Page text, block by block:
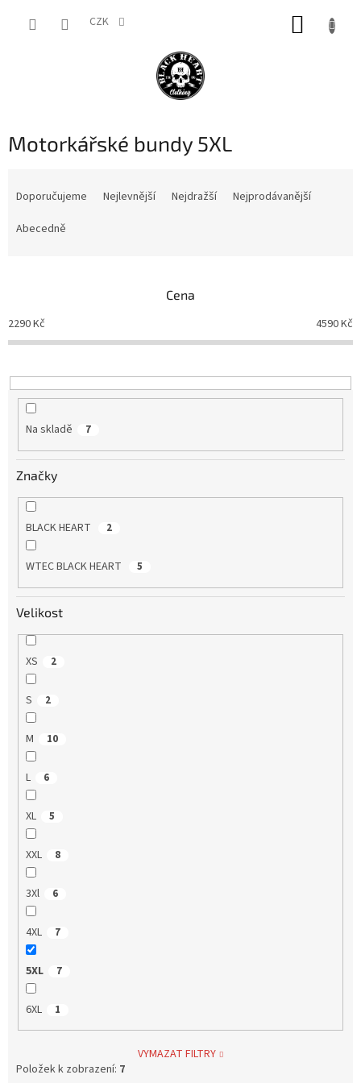
CZK
Motorkářské bundy 5XL
o
d
k
t
Doporučujeme Nejlevnější Nejdražší
Nejprodávanější
Abecedně
Cena
2290Kč 4590Kč
Na skladě 7
Značky
BLACK HEART 2
WTEC BLACK HEART 5
Velikost
XS 2
S 2
M 10
L 6
XL 5
XXL 8
3Xl 6
4XL 7
5XL 7
6XL 1
VYMAZAT FILTRY
Položek k zobrazení: 7